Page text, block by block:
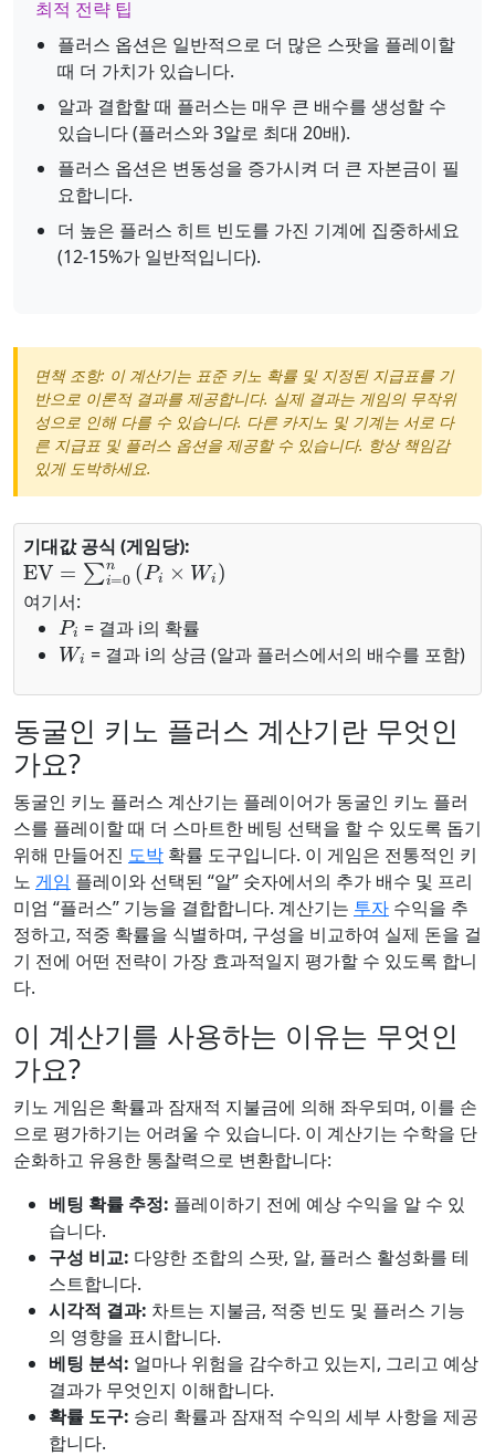
최적 전략 팁
플러스 옵션은 일반적으로 더 많은 스팟을 플레이할
때 더 가치가 있습니다.
알과 결합할 때 플러스는 매우 큰 배수를 생성할 수
있습니다 (플러스와 3알로 최대 20배).
플러스 옵션은 변동성을 증가시켜 더 큰 자본금이 필
요합니다.
더 높은 플러스 히트 빈도를 가진 기계에 집중하세요
(12-15%가 일반적입니다).
면책 조항: 이 계산기는 표준 키노 확률 및 지정된 지급표를 기
반으로 이론적 결과를 제공합니다. 실제 결과는 게임의 무작위
성으로 인해 다를 수 있습니다. 다른 카지노 및 기계는 서로 다
른 지급표 및 플러스 옵션을 제공할 수 있습니다. 항상 책임감
있게 도박하세요.
기대값 공식 (게임당):
EV=∑i=0n(Pi×Wi)
여기서:
Pi
= 결과 i의 확률
W
= 결과 i의 상금 (알과 플러스에서의 배수를 포함)
동굴인 키노 플러스 계산기란 무엇인
가요?
동굴인 키노 플러스 계산기는 플레이어가 동굴인 키노 플러
스를 플레이할 때 더 스마트한 베팅 선택을 할 수 있도록 돕기
위해 만들어진 도박 확률 도구입니다. 이 게임은 전통적인 키
노 게임 플레이와 선택된 “알” 숫자에서의 추가 배수 및 프리
미엄 “플러스” 기능을 결합합니다. 계산기는 투자 수익을 추
정하고, 적중 확률을 식별하며, 구성을 비교하여 실제 돈을 걸
기 전에 어떤 전략이 가장 효과적일지 평가할 수 있도록 합니
다.
이 계산기를 사용하는 이유는 무엇인
가요?
키노 게임은 확률과 잠재적 지불금에 의해 좌우되며, 이를 손
으로 평가하기는 어려울 수 있습니다. 이 계산기는 수학을 단
순화하고 유용한 통찰력으로 변환합니다:
베팅 확률 추정: 플레이하기 전에 예상 수익을 알 수 있
습니다.
구성 비교: 다양한 조합의 스팟, 알, 플러스 활성화를 테
스트합니다.
시각적 결과: 차트는 지불금, 적중 빈도 및 플러스 기능
의 영향을 표시합니다.
베팅 분석: 얼마나 위험을 감수하고 있는지, 그리고 예상
결과가 무엇인지 이해합니다.
확률 도구: 승리 확률과 잠재적 수익의 세부 사항을 제공
합니다.